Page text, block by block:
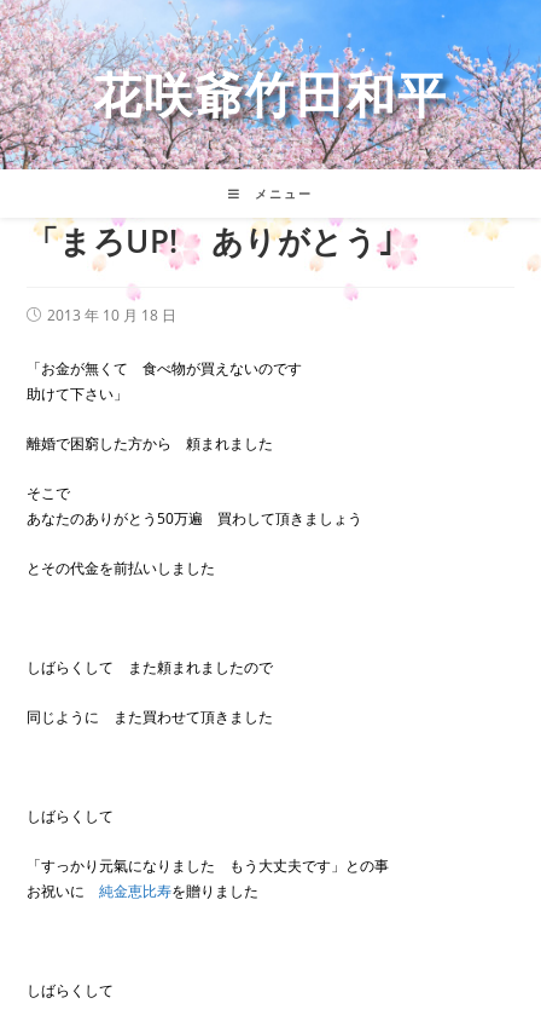
コ
ン
テ
ン
ツ
へ
ス
花咲爺竹田和平
メニュー
「まろUP! ありがとう｣
投
開
日:
2013 年 10 月 18 日
「お金が無くて 食べ物が買えないのです
助けて下さい」
離婚で困窮した方から 頼まれました
そこで
あなたのありがとう50万遍 買わして頂きましょう
とその代金を前払いしました
しばらくして また頼まれましたので
同じように また買わせて頂きました
しばらくして
「すっかり元氣になりました もう大丈夫です」との事
お祝いに純金恵比寿を贈りました
しばらくして